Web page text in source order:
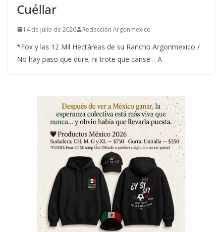
Cuéllar
14 de julio de 2026 Redacción Argonmexico
*Fox y las 12 Mil Hectáreas de su Rancho Argonmexico /
No hay paso que dure, ni trote que canse… A